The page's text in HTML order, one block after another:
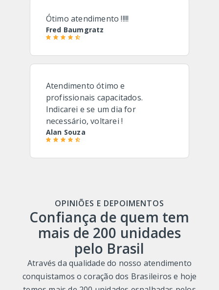
Ótimo atendimento !!!!!
Fred Baumgratz
Atendimento ótimo e
profissionais capacitados.
Indicarei e se um dia for
necessário, voltarei !
Alan Souza
OPINIÕES E DEPOIMENTOS
Confiança de quem tem
mais de 200 unidades
pelo Brasil
Através da qualidade do nosso atendimento
conquistamos o coração dos Brasileiros e hoje